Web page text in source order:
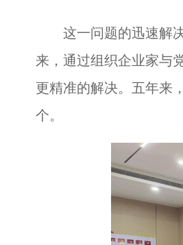
这一问题的迅速解决
来，通过组织企业家与
更精准的解决。五年来
个。